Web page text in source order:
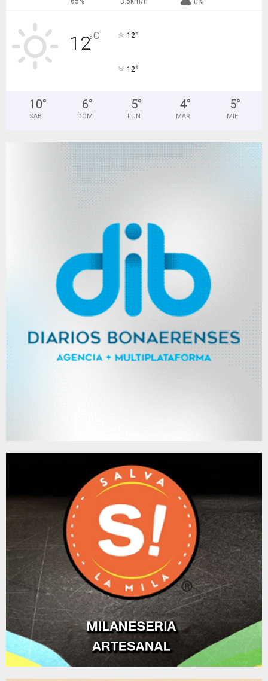
12°C 12°
12°
10°
SAB
6°
DOM
5°
LUN
4°
MAR
5°
MIE